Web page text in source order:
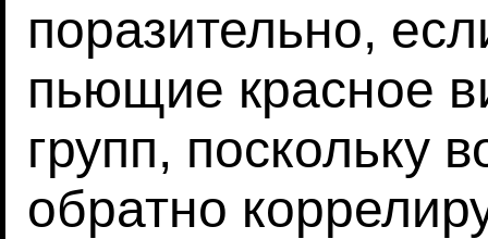
поразительно,
пьющие красное
групп, поскольку
обратно